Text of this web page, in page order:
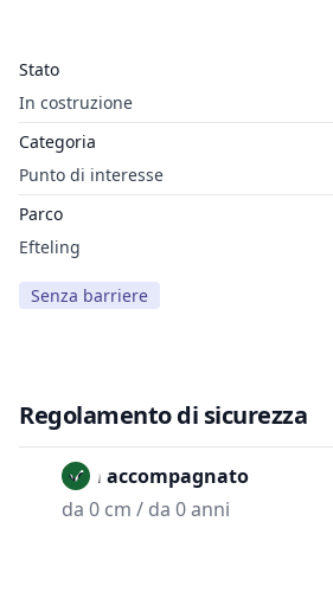
Stato
In costruzione
Categoria
Punto di interesse
Parco
Efteling
Senza barriere
Regolamento di sicurezza
Non accompagnato
da 0 cm / da 0 anni